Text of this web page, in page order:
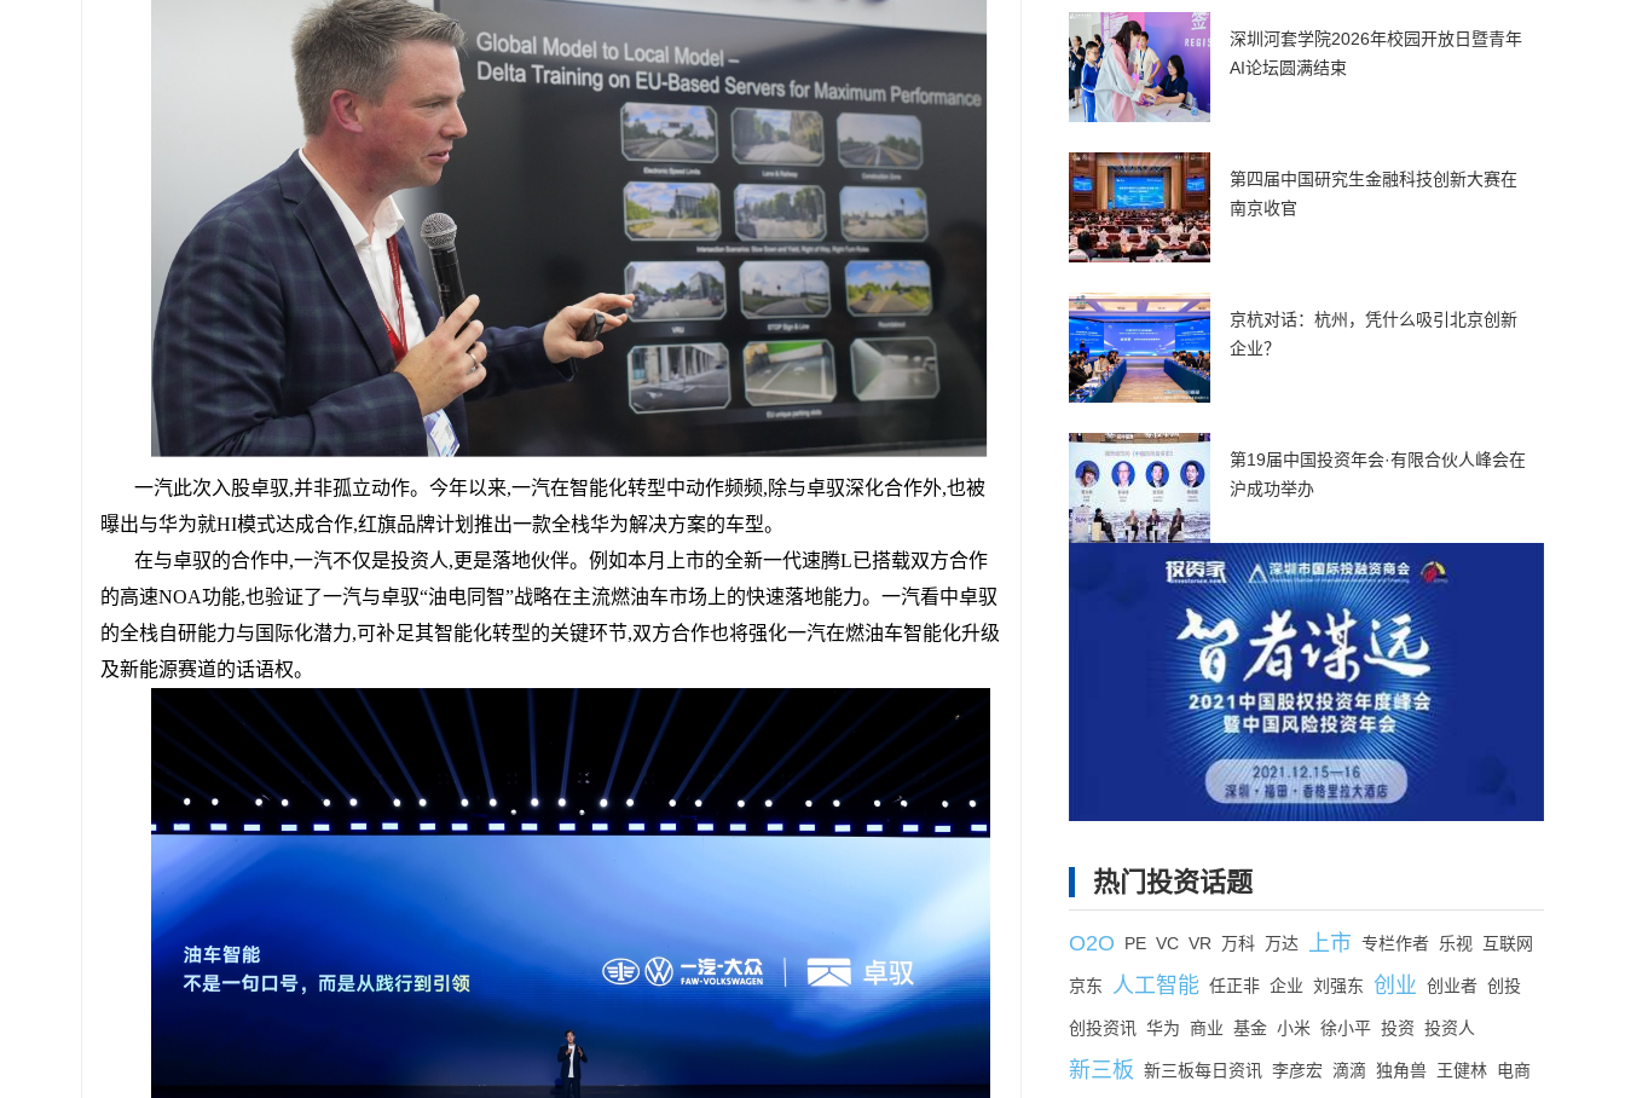
一汽此次入股卓驭,并非孤立动作。今年以来,一汽在智能化转型中动作频频,除与卓驭深化合作外,也被
曝出与华为就HI模式达成合作,红旗品牌计划推出一款全栈华为解决方案的车型。
在与卓驭的合作中,一汽不仅是投资人,更是落地伙伴。例如本月上市的全新一代速腾L已搭载双方合作
的高速NOA功能,也验证了一汽与卓驭“油电同智”战略在主流燃油车市场上的快速落地能力。一汽看中卓驭
的全栈自研能力与国际化潜力,可补足其智能化转型的关键环节,双方合作也将强化一汽在燃油车智能化升级
及新能源赛道的话语权。
深圳河套学院2026年校园开放日暨青年
AI论坛圆满结束
第四届中国研究生金融科技创新大赛在
南京收官
京杭对话：杭州，凭什么吸引北京创新
企业？
第19届中国投资年会·有限合伙人峰会在
沪成功举办
热门投资话题
O2O PE VC VR 万科 万达 上市 专栏作者 乐视 互联网
京东 人工智能 任正非 企业 刘强东 创业 创业者 创投
创投资讯 华为 商业 基金 小米 徐小平 投资 投资人
新三板 新三板每日资讯 李彦宏 滴滴 独角兽 王健林 电商